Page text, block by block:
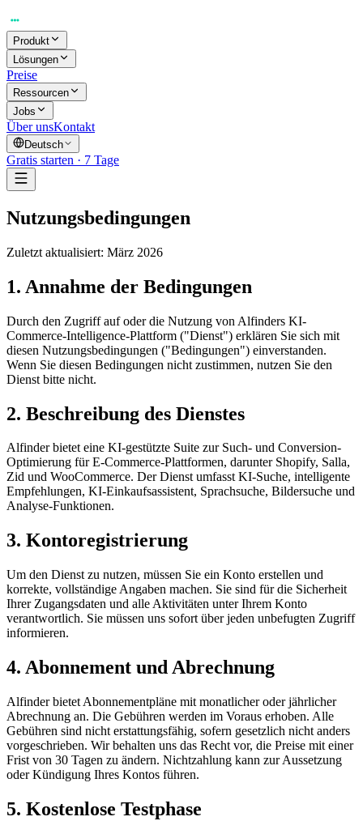
Produkt
Lösungen
Preise
Ressourcen
Jobs
Über unsKontakt
Deutsch
Gratis starten · 7 Tage
Nutzungsbedingungen
Zuletzt aktualisiert: März 2026
1. Annahme der Bedingungen
Durch den Zugriff auf oder die Nutzung von Alfinders KI-
Commerce-Intelligence-Plattform ("Dienst") erklären Sie sich mit
diesen Nutzungsbedingungen ("Bedingungen") einverstanden.
Wenn Sie diesen Bedingungen nicht zustimmen, nutzen Sie den
Dienst bitte nicht.
2. Beschreibung des Dienstes
Alfinder bietet eine KI-gestützte Suite zur Such- und Conversion-
Optimierung für E-Commerce-Plattformen, darunter Shopify, Salla,
Zid und WooCommerce. Der Dienst umfasst KI-Suche, intelligente
Empfehlungen, KI-Einkaufsassistent, Sprachsuche, Bildersuche und
Analyse-Funktionen.
3. Kontoregistrierung
Um den Dienst zu nutzen, müssen Sie ein Konto erstellen und
korrekte, vollständige Angaben machen. Sie sind für die Sicherheit
Ihrer Zugangsdaten und alle Aktivitäten unter Ihrem Konto
verantwortlich. Sie müssen uns sofort über jeden unbefugten Zugriff
informieren.
4. Abonnement und Abrechnung
Alfinder bietet Abonnementpläne mit monatlicher oder jährlicher
Abrechnung an. Die Gebühren werden im Voraus erhoben. Alle
Gebühren sind nicht erstattungsfähig, sofern gesetzlich nicht anders
vorgeschrieben. Wir behalten uns das Recht vor, die Preise mit einer
Frist von 30 Tagen zu ändern. Nichtzahlung kann zur Aussetzung
oder Kündigung Ihres Kontos führen.
5. Kostenlose Testphase